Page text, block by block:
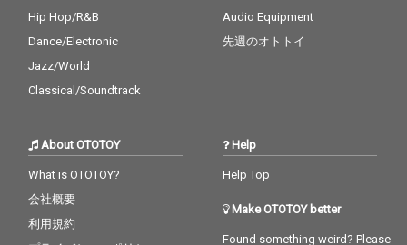
Hip Hop/R&B
Dance/Electronic
Jazz/World
Classical/Soundtrack
Audio Equipment
先週のオトトイ
About OTOTOY
What is OTOTOY?
会社概要
利用規約
Help
Help Top
Make OTOTOY better
Found something weird? Please